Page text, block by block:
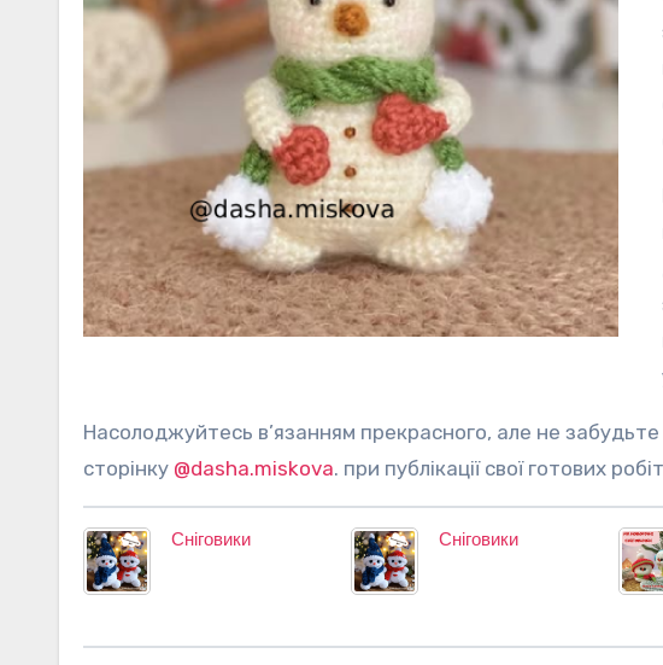
Насолоджуйтесь в’язанням прекрасного, але не забудьте віддячити автору за її працю: позначте її
сторінку @dasha.miskova. при публікації свої готових
Сніговики Сніговики